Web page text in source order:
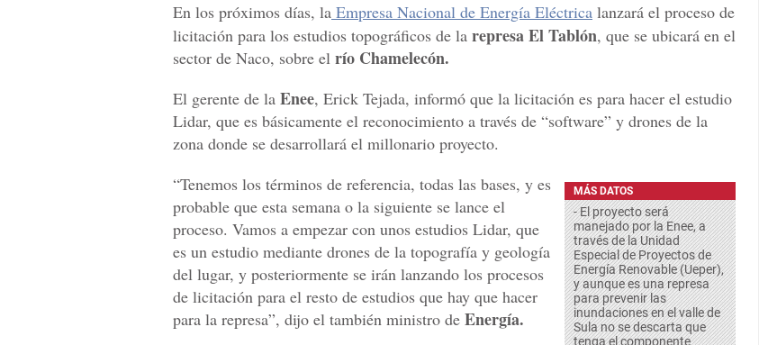
En los próximos días, la Empresa Nacional de Energía Eléctrica lanzará el proceso de
licitación para los estudios topográficos de la represa El Tablón, que se ubicará en el
sector de Naco, sobre el río Chamelecón.
El gerente de la Enee, Erick Tejada, informó que la licitación es para hacer el estudio
Lidar, que es básicamente el reconocimiento a través de “software” y drones de la
zona donde se desarrollará el millonario proyecto.
MÁS DATOS
- El proyecto será
manejado por la Enee, a
través de la Unidad
Especial de Proyectos de
Energía Renovable (Ueper),
y aunque es una represa
para prevenir las
inundaciones en el valle de
Sula no se descarta que
tenga el componente
“Tenemos los términos de referencia, todas las bases, y es
probable que esta semana o la siguiente se lance el
proceso. Vamos a empezar con unos estudios Lidar, que
es un estudio mediante drones de la topografía y geología
del lugar, y posteriormente se irán lanzando los procesos
de licitación para el resto de estudios que hay que hacer
para la represa”, dijo el también ministro de Energía.